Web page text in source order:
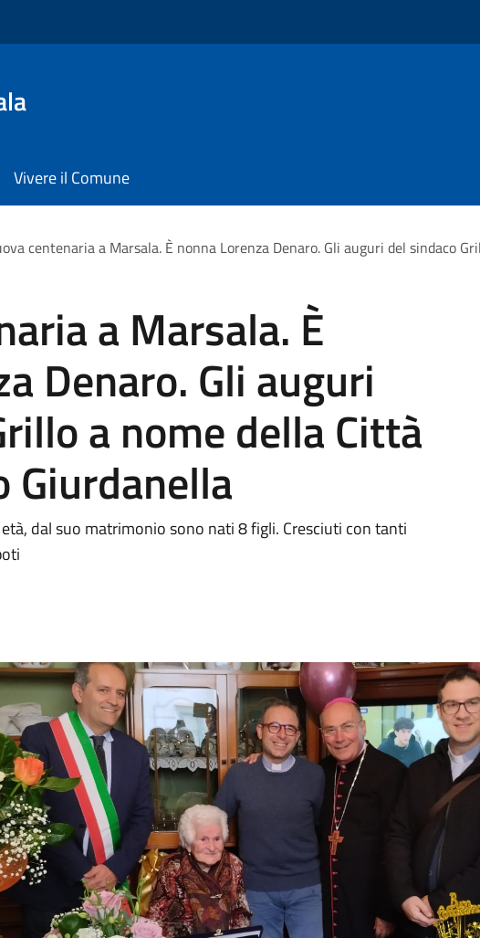
Vivere il Comune
centenaria a Marsala. È nonna Lorenza Denaro. Gli auguri del sindaco
a Marsala. È
Denaro. Gli auguri
a nome della Città
Giurdanella
dal suo matrimonio sono nati 8 figli. Cresciuti con tanti